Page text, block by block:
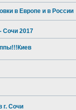
в Европе и в России
Сочи 2017
г. Сочи